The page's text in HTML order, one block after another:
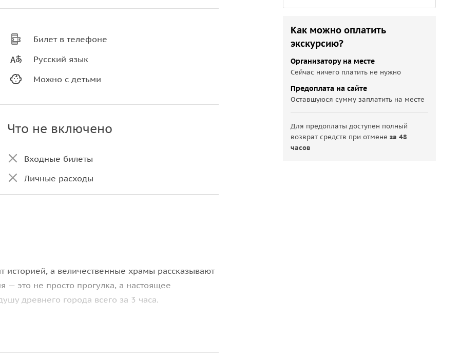
Билет в телефоне
Русский язык
Можно с детьми
Что не включено
Входные билеты
Личные расходы
а величественные храмы рассказывают
это не просто прогулка, а настоящее
древнего города всего за 3 часа.
машина времени, проведет вас от основания
Как можно оплатить
экскурсию?
Организатору на месте
Сейчас ничего платить не нужно
Предоплата на сайте
Оставшуюся сумму заплатить на месте
Для предоплаты доступен полный
возврат средств при отменеза 48
часов